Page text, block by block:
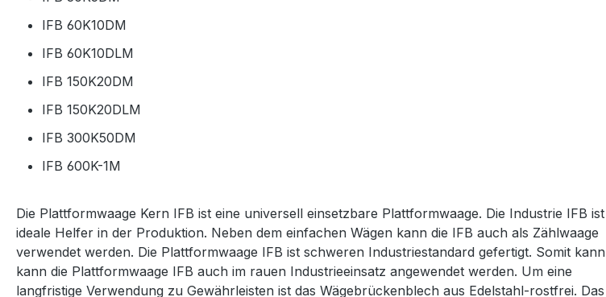
IFB 60K10DM
IFB 60K10DLM
IFB 150K20DM
IFB 150K20DLM
IFB 300K50DM
IFB 600K-1M
Die Plattformwaage Kern IFB ist eine universell einsetzbare Plattformwaage. Die Industrie IFB ist
ideale Helfer in der Produktion. Neben dem einfachen Wägen kann die IFB auch als Zählwaage
verwendet werden. Die Plattformwaage IFB ist schweren Industriestandard gefertigt. Somit kann
kann die Plattformwaage IFB auch im rauen Industrieeinsatz angewendet werden. Um eine
langfristige Verwendung zu Gewährleisten ist das Wägebrückenblech aus Edelstahl-rostfrei. Das